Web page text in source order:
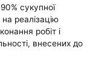
сукупної
реалізацію
робіт і
внесених до